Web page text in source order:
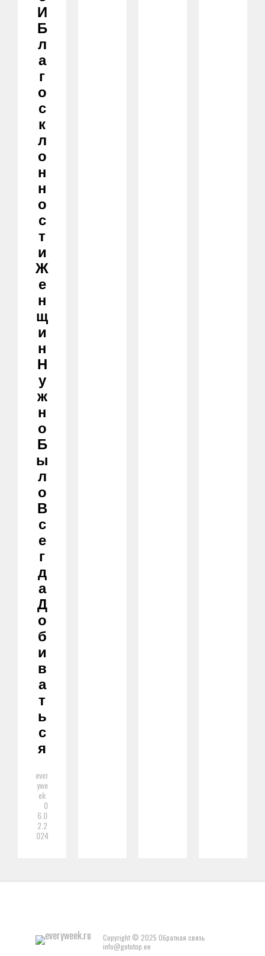
И
Б
Л
А
Г
О
С
К
Л
О
Н
Н
О
С
Т
И
Ж
Е
Н
Щ
И
Н
Н
У
Ж
Н
О
Б
Ы
Л
О
В
С
Е
Г
Д
А
Д
О
Б
И
В
А
Т
Ь
С
Я
ever
ywe
ek
0
6.0
2.2
024
Copyright © 2025 Обратная связь
info@gototop.ee